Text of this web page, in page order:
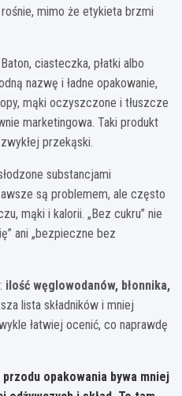
mimo że etykieta brzmi
ciasteczka, płatki albo
nazwę i ładne opakowanie,
mąki oczyszczone i tłuszcze
marketingowa. Taki produkt
przekąski.
substancjami
są problemem, ale często
mąki i kalorii. „Bez cukru” nie
ani „bezpieczne bez
ilość węglowodanów, błonnika,
lista składników i mniej
łatwiej ocenić, co naprawdę
opakowania bywa mniej